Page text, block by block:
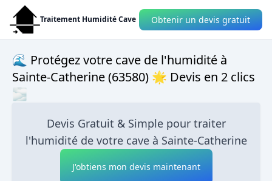
Traitement Humidité Cave Obtenir un devis gratuit
🌊 Protégez votre cave de l'humidité à
Sainte-Catherine (63580) 🌟 Devis en 2 clics
🌫
Devis Gratuit & Simple pour traiter
l'humidité de votre cave à Sainte-Catherine
J'obtiens mon devis maintenant